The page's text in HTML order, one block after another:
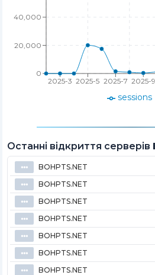
2025-3 2025-5 2025-7 2025-9
0
20,000
40,000
sessions
Останні відкриття серверів
⦁⦁⦁ BOHPTS.NET
⦁⦁⦁ BOHPTS.NET
⦁⦁⦁ BOHPTS.NET
⦁⦁⦁ BOHPTS.NET
⦁⦁⦁ BOHPTS.NET
⦁⦁⦁ BOHPTS.NET
⦁⦁⦁ BOHPTS.NET